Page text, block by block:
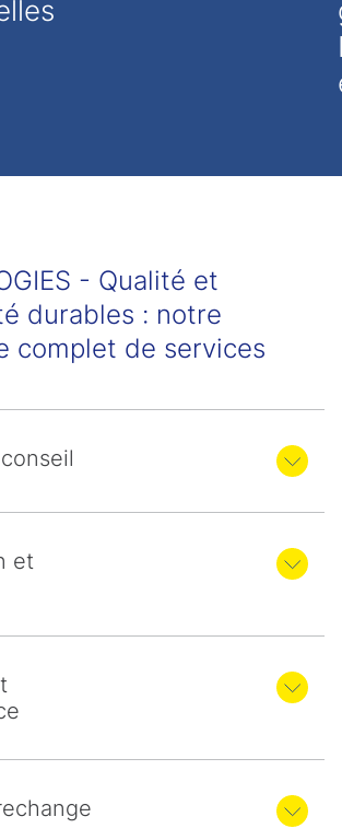
- Qualité et
durables : notre
complet de services
et